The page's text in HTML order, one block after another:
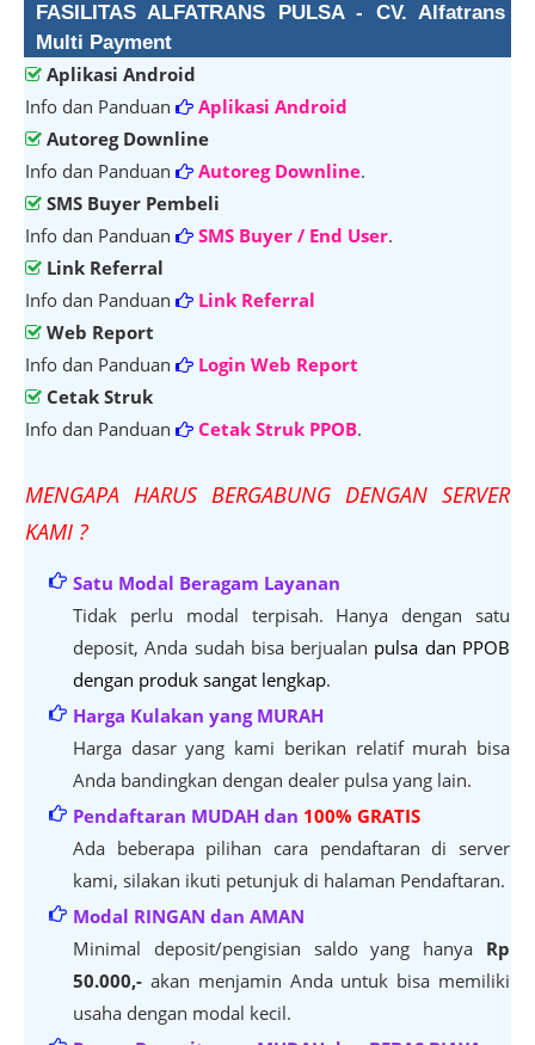
FASILITAS ALFATRANS PULSA - CV. Alfatrans
Multi Payment
Aplikasi Android
Info dan Panduan
Aplikasi Android
Autoreg Downline
Info dan Panduan
Autoreg Downline.
SMS Buyer Pembeli
Info dan Panduan
SMS Buyer / End User.
Link Referral
Info dan Panduan
Link Referral
Web Report
Info dan Panduan
Login Web Report
Cetak Struk
Info dan Panduan
Cetak Struk PPOB.
MENGAPA HARUS BERGABUNG DENGAN SERVER
KAMI ?
Satu Modal Beragam Layanan
Tidak perlu modal terpisah. Hanya dengan satu
deposit, Anda sudah bisa berjualan pulsa dan PPOB
dengan produk sangat lengkap.
Harga Kulakan yang MURAH
Harga dasar yang kami berikan relatif murah bisa
Anda bandingkan dengan dealer pulsa yang lain.
Pendaftaran MUDAH dan 100% GRATIS
Ada beberapa pilihan cara pendaftaran di server
kami, silakan ikuti petunjuk di halaman Pendaftaran.
Modal RINGAN dan AMAN
Minimal deposit/pengisian saldo yang hanya Rp
50.000,- akan menjamin Anda untuk bisa memiliki
usaha dengan modal kecil.